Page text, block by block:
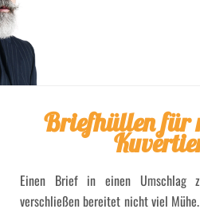
Briefhüllen für
Einen Brief in einen Umschlag
verschließen bereitet nicht viel